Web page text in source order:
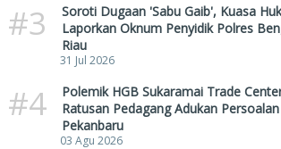
#3
Soroti Dugaan 'Sabu Gaib', Kuasa
Laporkan Oknum Penyidik Polres
Riau
31 Jul 2026
#4
Polemik HGB Sukaramai Trade
Ratusan Pedagang Adukan
Pekanbaru
03 Agu 2026